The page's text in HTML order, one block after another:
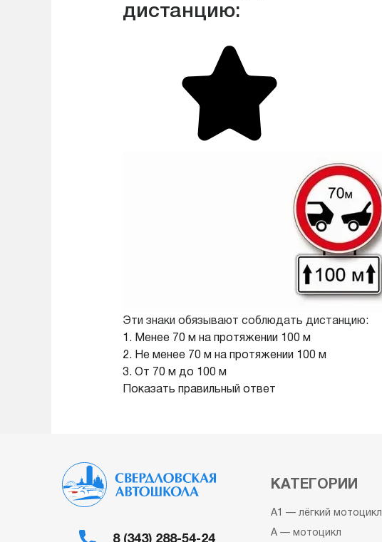
дистанцию:
Эти знаки обязывают соблюдать дистанцию:
1. Менее 70 м на протяжении 100 м
2. Не менее 70 м на протяжении 100 м
3. От 70 м до 100 м
Показать правильный ответ
8 (343) 288-54-24
КАТЕГОРИИ
A1 — лёгкий мотоцикл
A — мотоцикл